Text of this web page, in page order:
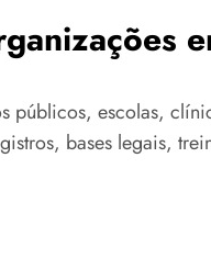
públicos, escolas,
bases legais,